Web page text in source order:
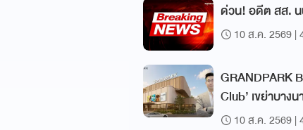
ด่วน! อดีต สส.
10 ส.ค. 2569 |
GRANDPARK
Club’ เขย่าบางน
10 ส.ค. 2569 |